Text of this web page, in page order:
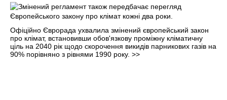
Офіційно Єврорада ухвалила змінений європейський закон
про клімат, встановивши обов'язкову проміжну кліматичну
ціль на 2040 рік щодо скорочення викидів парникових газів на
90% порівняно з рівнями 1990 року. >>